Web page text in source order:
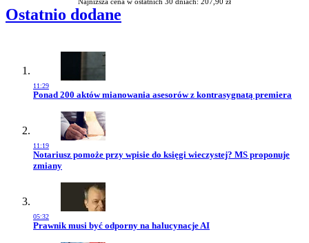
Ostatnio dodane
11:29
Przejdź do artykułu:
Ponad 200 aktów mianowania asesorów z kontrasygnatą premiera
11:19
Przejdź do artykułu:
Notariusz pomoże przy wpisie do księgi wieczystej? MS proponuje
zmiany
05:32
Przejdź do artykułu:
Prawnik musi być odporny na halucynacje AI